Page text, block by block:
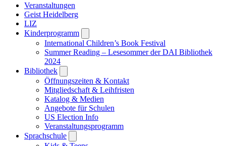
Veranstaltungen
Geist Heidelberg
LIZ
Kinderprogramm
submenu
International Children’s Book Festival
Summer Reading – Lesesommer der DAI Bibliothek
2024
Bibliothek
submenu
Öffnungszeiten & Kontakt
Mitgliedschaft & Leihfristen
Katalog & Medien
Angebote für Schulen
US Election Info
Veranstaltungsprogramm
Sprachschule
submenu